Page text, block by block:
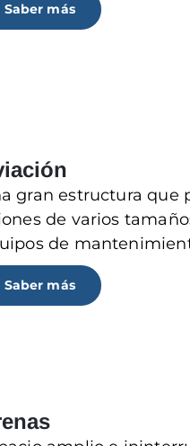
Saber más
gran estructura que
de varios
de
Saber más